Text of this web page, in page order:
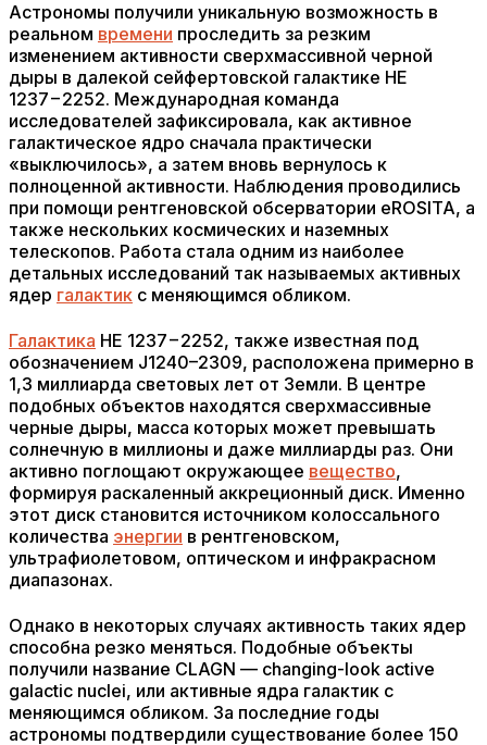
Астрономы получили уникальную возможность в
реальном времени проследить за резким
изменением активности сверхмассивной черной
дыры в далекой сейфертовской галактике HE
1237−2252. Международная команда
исследователей зафиксировала, как активное
галактическое ядро сначала практически
«выключилось», а затем вновь вернулось к
полноценной активности. Наблюдения проводились
при помощи рентгеновской обсерватории eROSITA, а
также нескольких космических и наземных
телескопов. Работа стала одним из наиболее
детальных исследований так называемых активных
ядер галактик с меняющимся обликом.
Галактика HE 1237−2252, также известная под
обозначением J1240–2309, расположена примерно в
1,3 миллиарда световых лет от Земли. В центре
подобных объектов находятся сверхмассивные
черные дыры, масса которых может превышать
солнечную в миллионы и даже миллиарды раз. Они
активно поглощают окружающее вещество,
формируя раскаленный аккреционный диск. Именно
этот диск становится источником колоссального
количества энергии в рентгеновском,
ультрафиолетовом, оптическом и инфракрасном
диапазонах.
Однако в некоторых случаях активность таких ядер
способна резко меняться. Подобные объекты
получили название CLAGN — changing-look active
galactic nuclei, или активные ядра галактик с
меняющимся обликом. За последние годы
астрономы подтвердили существование более 150